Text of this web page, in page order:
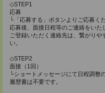
◇STEP1
応募
└「応募する」ボタンよりご応募くだ
応募後、面接日程等のご連絡をいた
ご登録いただく連絡先は、繋がり
い。
◇STEP2
面接（1回）
└ショートメッセージにて日程調整
履歴書は不要です。